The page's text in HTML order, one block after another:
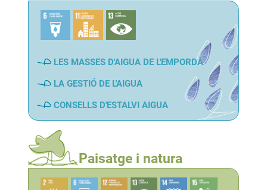
LES MASSES D'AIGUA DE L'EMPORDÀ
LA GESTIÓ DE L'AIGUA
CONSELLS D'ESTALVI AIGUA
Paisatge i natura